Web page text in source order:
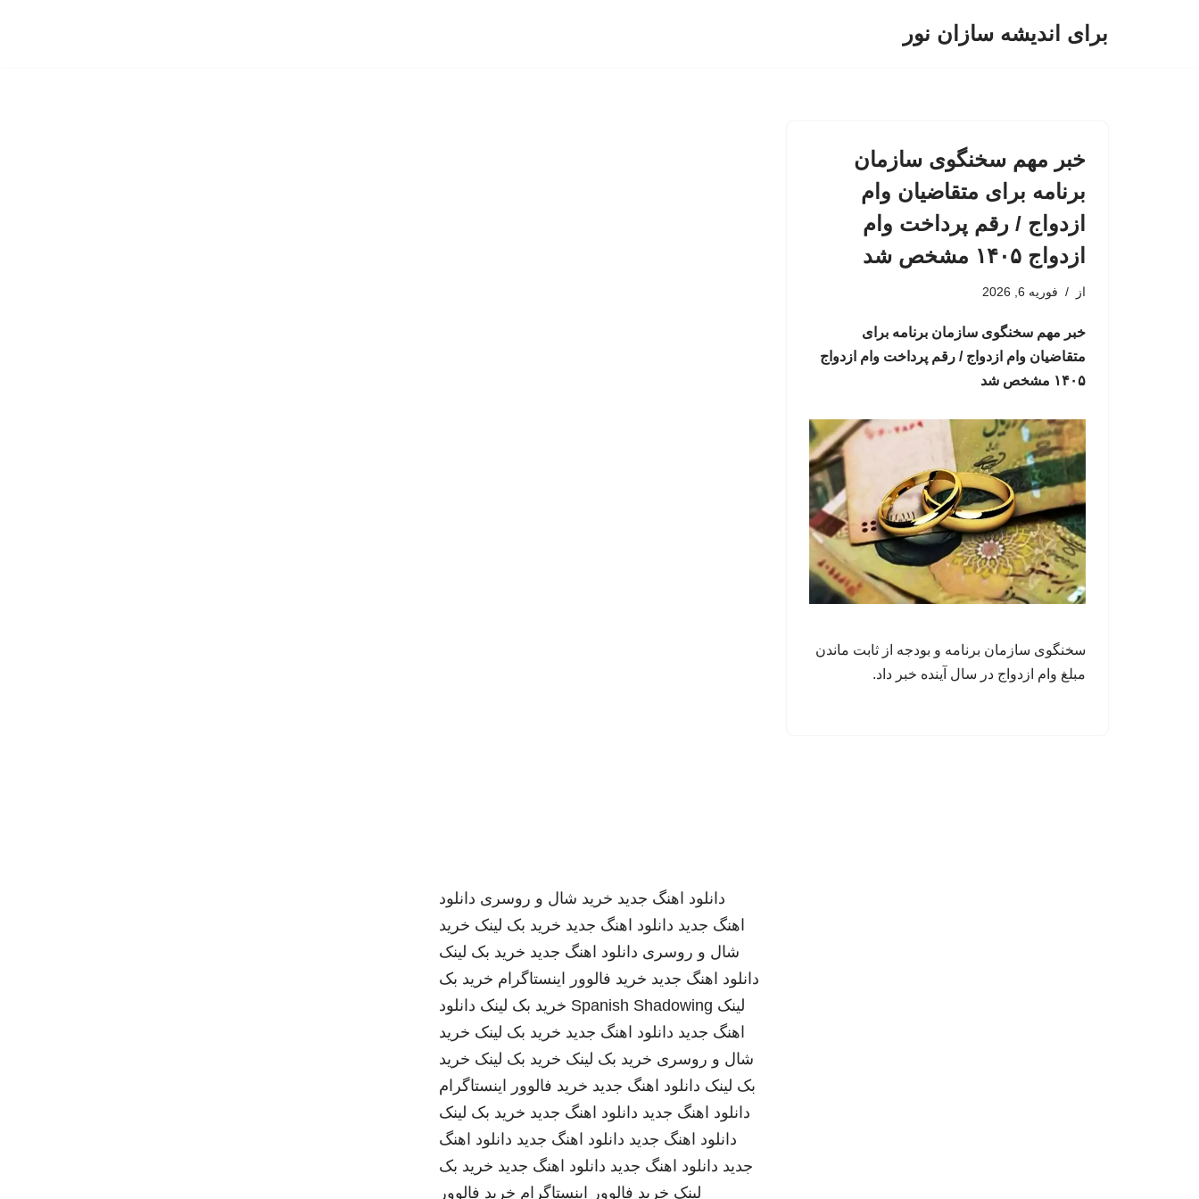
برای اندیشه سازان نور
خبر مهم سخنگوی سازمان
برنامه برای متقاضیان وام
ازدواج / رقم پرداخت وام
ازدواج ۱۴۰۵ مشخص شد
از فوریه 6, 2026
خبر مهم سخنگوی سازمان برنامه برای
متقاضیان وام ازدواج / رقم پرداخت وام ازدواج
۱۴۰۵ مشخص شد
سخنگوی سازمان برنامه و بودجه از ثابت ماندن
مبلغ وام ازدواج در سال آینده خبر داد.
دانلود اهنگ جدید خرید شال و روسری دانلود
اهنگ جدید دانلود اهنگ جدید خرید بک لینک خرید
شال و روسری دانلود اهنگ جدید خرید بک لینک
دانلود اهنگ جدید خرید فالوور اینستاگرام خرید بک
لینک Spanish Shadowing خرید بک لینک دانلود
اهنگ جدید دانلود اهنگ جدید خرید بک لینک خرید
شال و روسری خرید بک لینک خرید بک لینک خرید
بک لینک دانلود اهنگ جدید خرید فالوور اینستاگرام
دانلود اهنگ جدید دانلود اهنگ جدید خرید بک لینک
دانلود اهنگ جدید دانلود اهنگ جدید دانلود اهنگ
جدید دانلود اهنگ جدید دانلود اهنگ جدید خرید بک
لینک خرید فالوور اینستاگرام خرید فالوور